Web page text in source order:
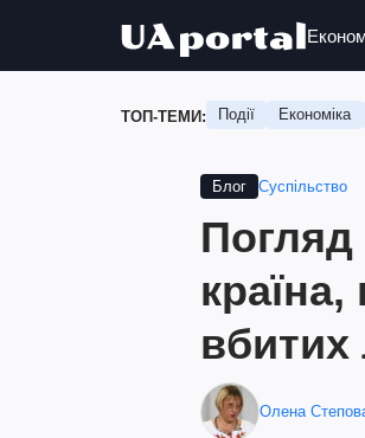
ТОП-ТЕМИ: Події Економіка
Блог Суспільство
Погляд
Олена